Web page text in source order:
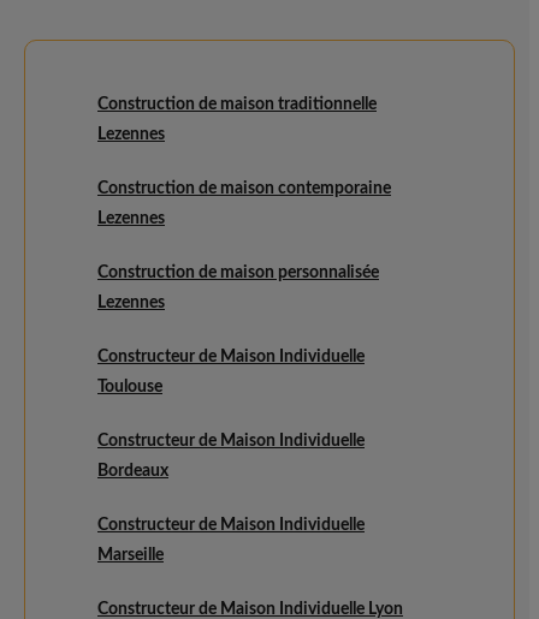
Construction de maison traditionnelle
Lezennes
Construction de maison contemporaine
Lezennes
Construction de maison personnalisée
Lezennes
Constructeur de Maison Individuelle
Toulouse
Constructeur de Maison Individuelle
Bordeaux
Constructeur de Maison Individuelle
Marseille
Constructeur de Maison Individuelle Lyon